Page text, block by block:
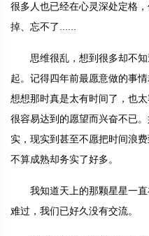
很多人也已经在心灵深处定格
掉、忘不了......
思维很乱，想到很多却不知
起。记得四年前最愿意做的事
想想那时真是太有时间了，也
很容易达到的愿望而兴奋不已
实，现实到甚至不愿把时间浪
不算成熟却务实了好多。
我知道天上的那颗星星一直
难过，我们已好久没有交流。